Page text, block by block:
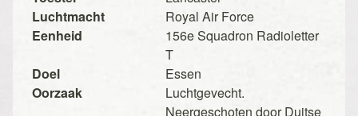
Luchtmacht
Royal Air Force
Eenheid
156e Squadron Radioletter
T
Doel
Essen
Oorzaak
Luchtgevecht.
Neergeschoten door Duitse